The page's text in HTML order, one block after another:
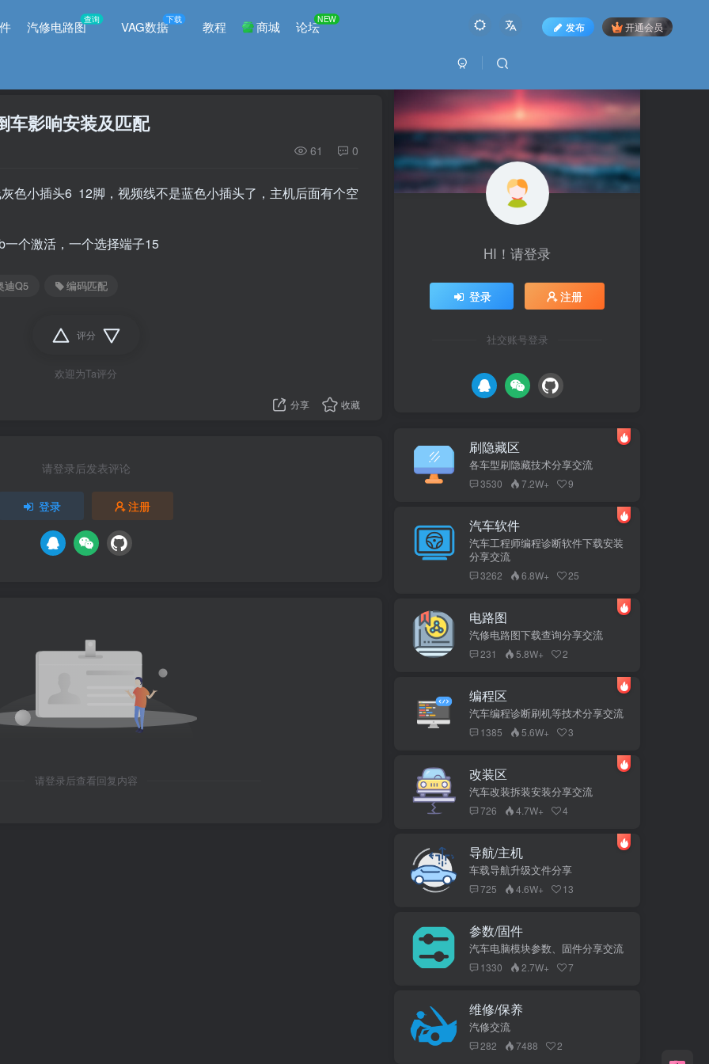
汽修电路图查询 VAG数据下载 教程 商城 论坛NEW
发布 开通会员
车影响安装及匹配
61 0
色小插头6 12脚，视频线不是蓝色小插头了，主机后面有个空
个激活，一个选择端子15
迪Q5 编码匹配
评分
欢迎为Ta评分
分享 收藏
请登录后发表评论
登录 注册
请登录后查看回复内容
HI！请登录
登录 注册
社交账号登录
刷隐藏区
各车型刷隐藏技术分享交流
3530 7.2W+ 9
汽车软件
汽车工程师编程诊断软件下载安装
分享交流
3262 6.8W+ 25
电路图
汽修电路图下载查询分享交流
231 5.8W+ 2
编程区
汽车编程诊断刷机等技术分享交流
1385 5.6W+ 3
改装区
汽车改装拆装安装分享交流
726 4.7W+ 4
导航/主机
车载导航升级文件分享
725 4.6W+ 13
参数/固件
汽车电脑模块参数、固件分享交流
1330 2.7W+ 7
维修/保养
汽修交流
282 7488 2